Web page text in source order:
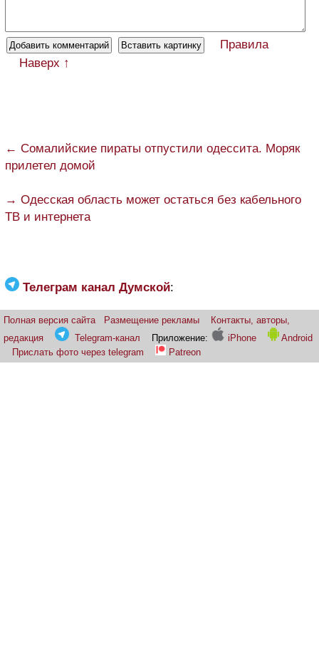
Правила
Наверх ↑
← Сомалийские пираты отпустили одессита. Моряк
прилетел домой
→ Одесская область может остаться без кабельного
ТВ и интернета
Телеграм канал Думской:
Полная версия сайта Размещение рекламы
Контакты, авторы,
редакция
Telegram-канал Приложение: iPhone
Android
Прислать фото через telegram
Patreon